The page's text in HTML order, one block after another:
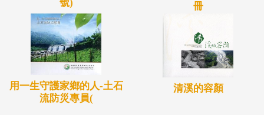
安之樂」介紹新技術及水土保持局氣候變遷下大規模
崩塌防減災計畫，一步一腳印，建置臺灣的平安家
園，豐盛水土資源，同享平安之樂。
號)
冊
用一生守護家鄉的人-土石
流防災專員(
清溪的容顏